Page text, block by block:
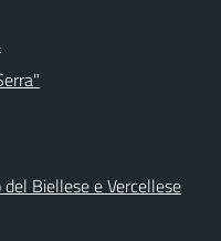
Biellese e Vercellese